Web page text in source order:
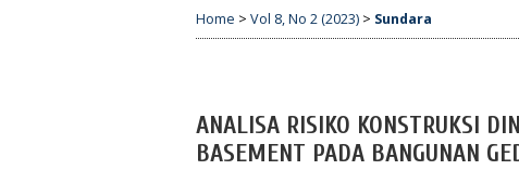
Home > Vol 8, No 2 (2023) > Sundara
ANALISA RISIKO KONSTRUKSI
BASEMENT PADA BANGUNAN